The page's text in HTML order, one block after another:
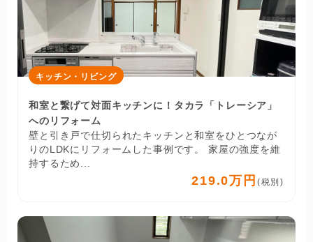
キッチン・リビング
和室と繋げて対面キッチンに！タカラ「トレーシア」
へのリフォーム
壁と引き戸で仕切られたキッチンと和室をひとつなが
りのLDKにリフォームした事例です。 家屋の強度を維
持するため...
219.0万円 (税別)